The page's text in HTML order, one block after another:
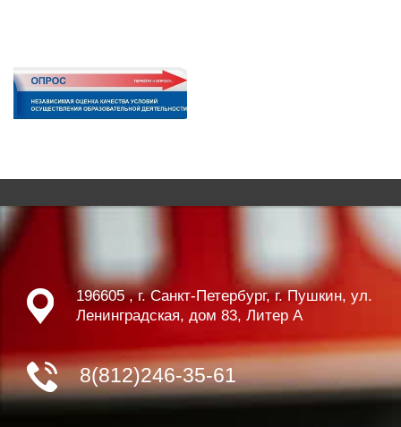
196605 , г. Санкт-Петербург, г. Пушкин, ул.
Ленинградская, дом 83, Литер А
8(812)246-35-61